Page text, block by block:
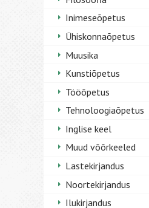
Inimeseõpetus
Ühiskonnaõpetus
Muusika
Kunstiõpetus
Tööõpetus
Tehnoloogiaõpetus
Inglise keel
Muud võõrkeeled
Lastekirjandus
Noortekirjandus
Ilukirjandus